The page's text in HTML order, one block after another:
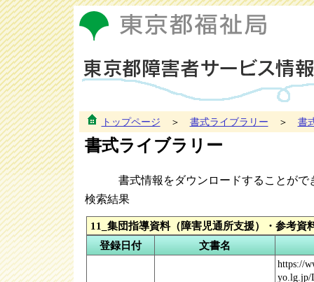
トップページ ＞ 書式ライブラリー ＞ 書
書式ライブラリー
書式情報をダウンロードすることがで
検索結果
11_集団指導資料（障害児通所支援）・参考資
登録日付
文書名
https://
yo.lg.jp/